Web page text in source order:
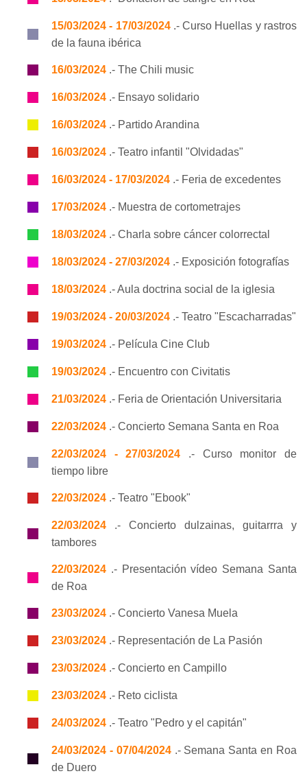
15/03/2024 - 17/03/2024.- Curso Huellas y rastros
de la fauna ibérica
16/03/2024 .- The Chili music
16/03/2024 .- Ensayo solidario
16/03/2024 .- Partido Arandina
16/03/2024 .- Teatro infantil "Olvidadas"
16/03/2024 - 17/03/2024 .- Feria de excedentes
17/03/2024 .- Muestra de cortometrajes
18/03/2024 .- Charla sobre cáncer colorrectal
18/03/2024 - 27/03/2024 .- Exposición fotografías
18/03/2024 .- Aula doctrina social de la iglesia
19/03/2024 - 20/03/2024 .- Teatro "Escacharradas"
19/03/2024 .- Película Cine Club
19/03/2024 .- Encuentro con Civitatis
21/03/2024 .- Feria de Orientación Universitaria
22/03/2024 .- Concierto Semana Santa en Roa
22/03/2024 - 27/03/2024 .- Curso monitor de
tiempo libre
22/03/2024 .- Teatro "Ebook"
22/03/2024 .- Concierto dulzainas, guitarrra y
tambores
22/03/2024 .- Presentación vídeo Semana Santa
de Roa
23/03/2024 .- Concierto Vanesa Muela
23/03/2024 .- Representación de La Pasión
23/03/2024 .- Concierto en Campillo
23/03/2024 .- Reto ciclista
24/03/2024 .- Teatro "Pedro y el capitán"
24/03/2024 - 07/04/2024.- Semana Santa en Roa
de Duero